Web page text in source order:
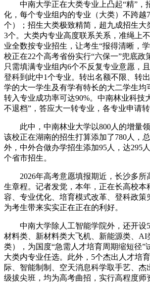
中南大学正在大类专业上凸起“精”，
化，每个专业组内的专业（大类）不跨越
个）；招生大类极致精简，超九成招生大
3个。大类内专业高度联系关系，准绳上
业全数按专业招生，让考生“报得清晰，
校正在22个高考省份实行“六保一”兜底政
只需填满专业组内6个不反复专业意愿，
登科到此中1个专业。转出名额不限、转
学的大一学生及有学有特长的大二学生均
转入专业成功率可达90%。中南林业科技
不退档”，答应大一转专业，各专业申请转
此中，中南林业大学以800人的增量领
该校正在湖南的招生打算添加了780人，
外，中外合做办学招生添加95人，达295
个省市招生。
2026年高考意愿填报期近，长沙多所
生章程。记者发觉，本年，正在长高校本
容、专业优化、培育模式改革、登科政策
为考生带来实实正在正在的利好。
中南大学除人工智能学院外，还开设5
材料类、新材料类大飞机、新能源类、AI
类），为国度“急需人才培育周期缩短径”
大类内专业任选。此外，5个杰出人才培
际、智能制制、空天消息科学取手艺、杰
级拔尖班，均为高考曲招，实行高程度师